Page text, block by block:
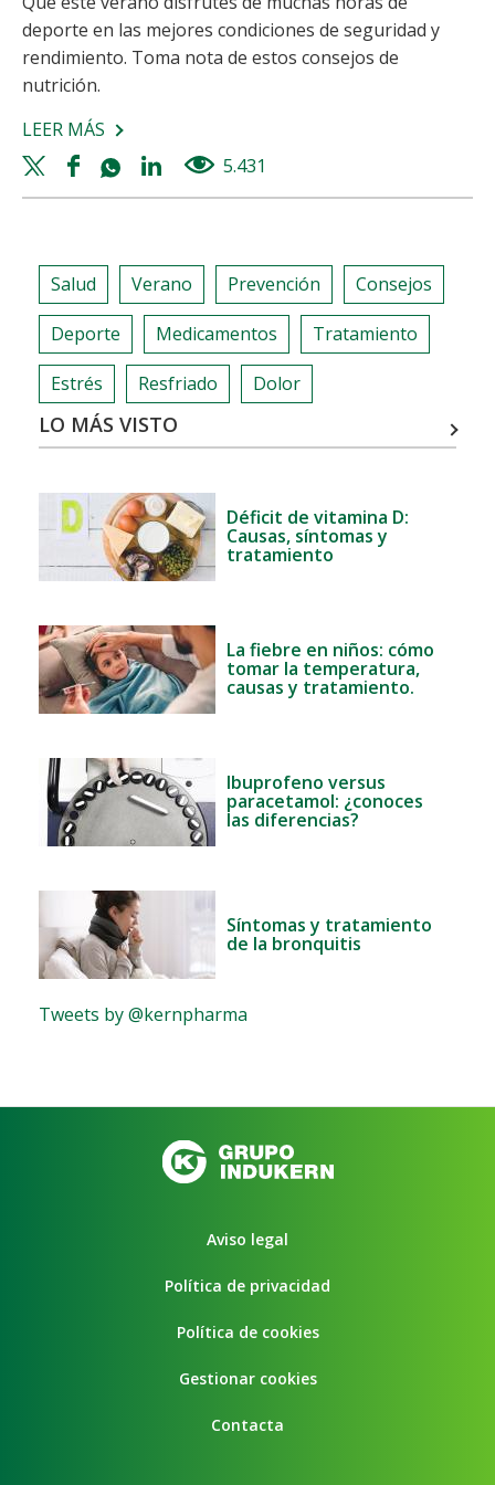
deporte en las mejores condiciones de seguridad y
rendimiento. Toma nota de estos consejos de
nutrición.
LEER MÁS SOBRE
DEPORTE,
NUTRICIÓN
LO
QUE
DEBES
SABER
Twitter
share
Facebook
share
Whatsapp
share
Linkedin
share
5.431
Salud Verano Prevención Consejos
Deporte Medicamentos Tratamiento
Estrés Resfriado Dolor
LO MÁS VISTO
Déficit de vitamina D:
Causas, síntomas y
tratamiento
La fiebre en niños: cómo
tomar la temperatura,
causas y tratamiento.
Ibuprofeno versus
paracetamol: ¿conoces
las diferencias?
Síntomas y tratamiento
de la bronquitis
Tweets by @kernpharma
Aviso legal
Política de privacidad
Política de cookies
Gestionar cookies
Contacta